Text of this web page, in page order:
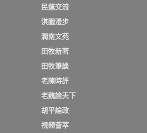
民運交流
淇園漫步
潤南文苑
田牧新著
田牧筆談
老陳時評
老魏論天下
胡平論政
視頻薈萃